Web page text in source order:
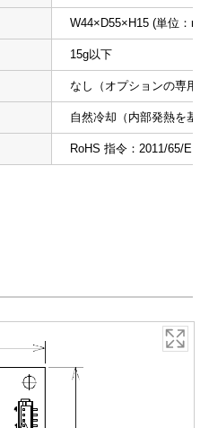
W44×D55×H15 (単位：
15g以下
なし（オプションの専用
自然冷却（内部発熱を基
RoHS 指令：2011/65/EU